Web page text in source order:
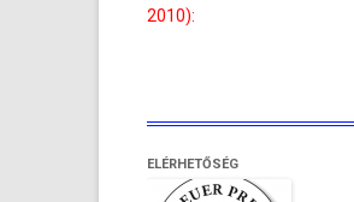
navigáció
2010):
ELÉRHETŐSÉG